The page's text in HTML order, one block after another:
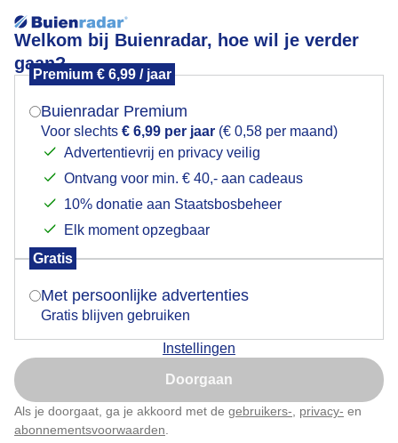
Welkom bij Buienradar, hoe wil je verder
gaan?
Premium € 6,99 / jaar
Buienradar Premium
Voor slechts € 6,99 per jaar (€ 0,58 per maand)
Advertentievrij en privacy veilig
Ontvang voor min. € 40,- aan cadeaus
10% donatie aan Staatsbosbeheer
Elk moment opzegbaar
Gratis
Met persoonlijke advertenties
Gratis blijven gebruiken
Instellingen
Doorgaan
Als je doorgaat, ga je akkoord met de gebruikers- privacy- en
abonnementsvoorwaarden
Goedemorgen
Door: Dilia van Zon Gemaakt: 12-05-2026, 33x bekeken
Mogen we je locatie gebruiken voor het
Indien je hier nog geen akkoord op hebt gegeven,
verschijnt er zo een pop-up uit je browser waarin
Is goed, toon de popup
Nu niet, misschien later
Klik hierom dit aan te passen